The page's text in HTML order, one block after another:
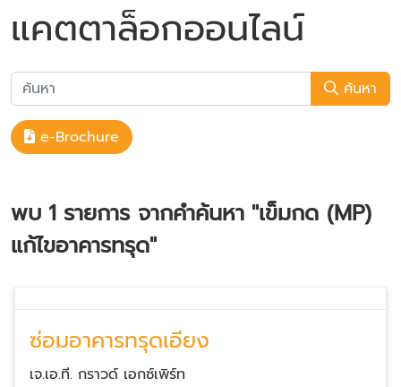
แคตตาล็อกออนไลน์
ค้นหา
e-Brochure
พบ 1 รายการ จากคำค้นหา "เข็มกด (MP)
แก้ไขอาคารทรุด"
ซ่อมอาคารทรุดเอียง
เจ.เอ.ที. กราวด์ เอกซ์เพิร์ท